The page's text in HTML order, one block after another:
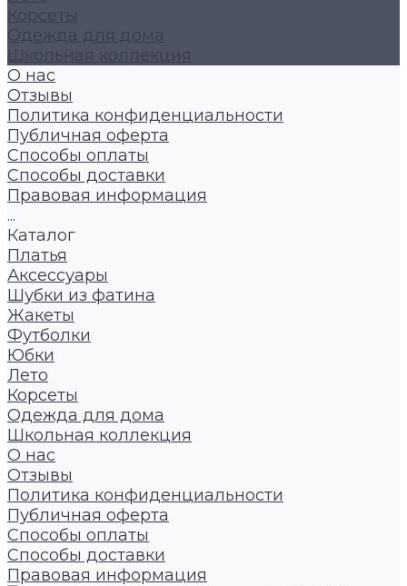
Корсеты
Одежда для дома
Школьная коллекция
О нас
Отзывы
Политика конфиденциальности
Публичная оферта
Способы оплаты
Способы доставки
Правовая информация
...
Каталог
Платья
Аксессуары
Шубки из фатина
Жакеты
Футболки
Юбки
Лето
Корсеты
Одежда для дома
Школьная коллекция
О нас
Отзывы
Политика конфиденциальности
Публичная оферта
Способы оплаты
Способы доставки
Правовая информация